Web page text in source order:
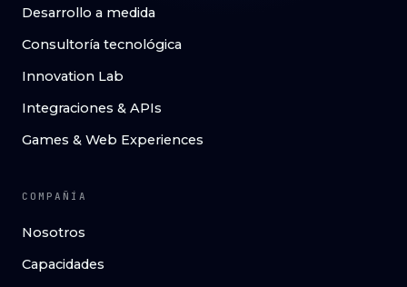
Desarrollo a medida
Consultoría tecnológica
Innovation Lab
Integraciones & APIs
Games & Web Experiences
COMPAÑÍA
Nosotros
Capacidades